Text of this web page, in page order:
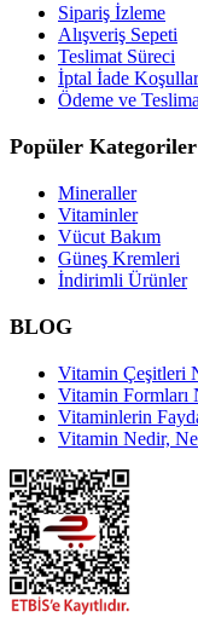
Sipariş İzleme
Alışveriş Sepeti
Teslimat Süreci
İptal İade
Ödeme ve
Popüler Kategoriler
Mineraller
Vitaminler
Vücut Bakım
Güneş Kremleri
İndirimli Ürünler
BLOG
Vitamin Çeşitleri
Vitamin Formları
Vitaminlerin
Vitamin Nedir,